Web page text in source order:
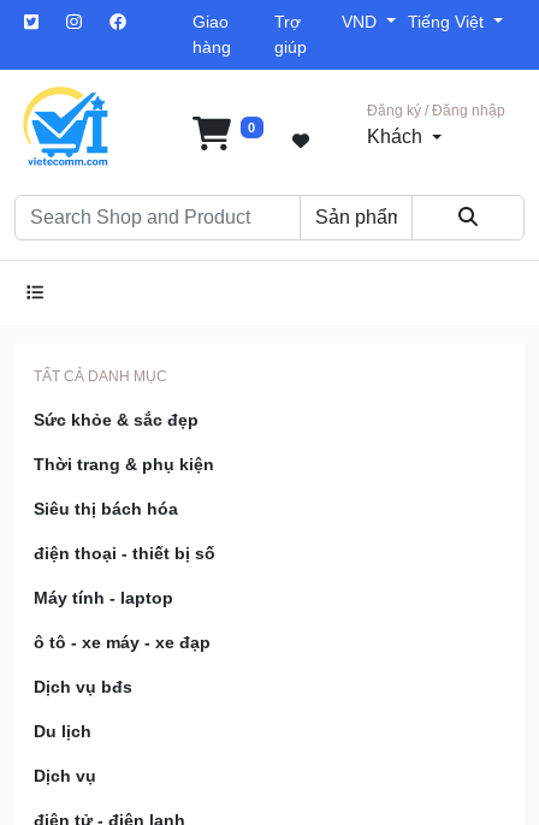
Giao
hàng
Trợ
giúp
VND Tiếng Việt
0
Đăng ký / Đăng nhập
Khách
TẤT CẢ DANH MỤC
Sức khỏe & sắc đẹp
Thời trang & phụ kiện
Siêu thị bách hóa
điện thoại - thiết bị số
Máy tính - laptop
ô tô - xe máy - xe đạp
Dịch vụ bđs
Du lịch
Dịch vụ
điện tử - điện lạnh